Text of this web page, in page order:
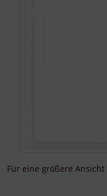
Für eine größere